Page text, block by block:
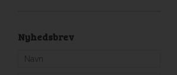
Nyhedsbrev